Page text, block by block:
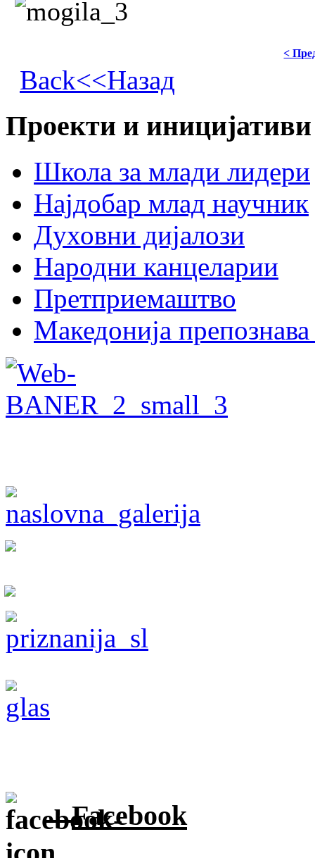
<
Back<<Назад
Проекти и иницијативи
Школа за млади лидери
Најдобар млад научник
Духовни дијалози
Народни канцеларии
Претприемаштво
Македонија
Facebook